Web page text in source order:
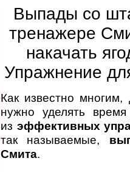
Выпады со
тренажере
накачать
Упражнение
Как известно многим,
нужно уделять
из эффективных
так называемые,
Смита.